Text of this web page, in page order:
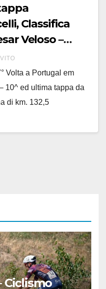
Classifica
Veloso –
Claude
Volta a Portugal em
10^ ed ultima tappa da
di km. 132,5
Ciclismo